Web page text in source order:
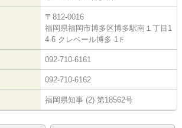
〒812-0016
福岡県福岡市博多区博多駅南１丁目1
4-6 クレベール博多 1Ｆ
092-710-6161
092-710-6162
福岡県知事 (2) 第18562号